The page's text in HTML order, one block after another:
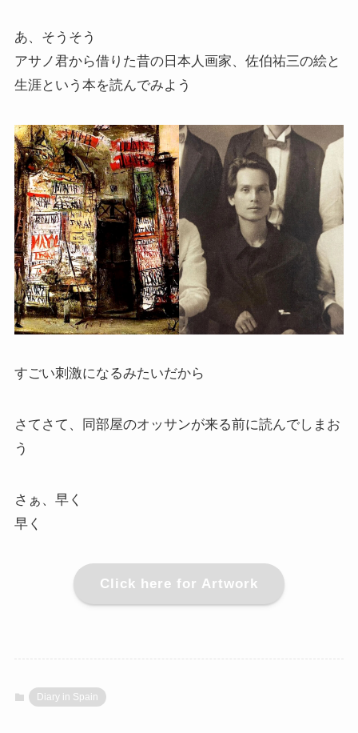
あ、そうそう
アサノ君から借りた昔の日本人画家、佐伯祐三の絵と
生涯という本を読んでみよう
すごい刺激になるみたいだから
さてさて、同部屋のオッサンが来る前に読んでしまお
う
さぁ、早く
早く
Click here for Artwork
Diary in Spain